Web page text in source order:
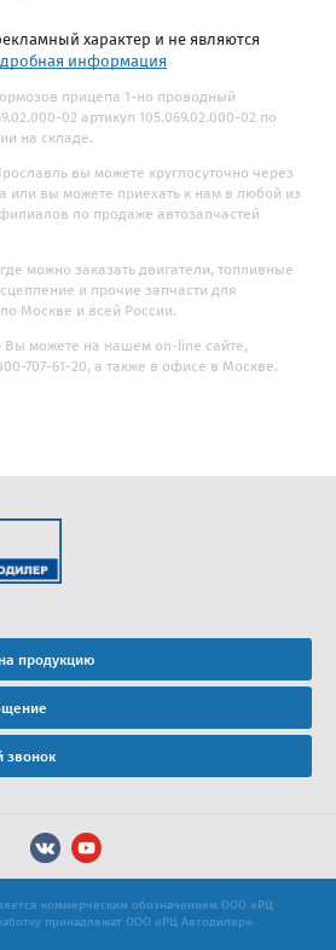
характер и не являются
информация
прицепа 1-но проводный
02 артикул 105.069.02.000-02 по
на складе.
вы можете круглосуточно через
или вы можете приехать к нам в любой из
по продаже автозапчастей
можно заказать двигатели, топливные
и прочие запчасти для
по Москве и всей России.
Вы можете на нашем on-line сайте,
707-61-20, а также в офисе в Москве.
продукцию
звонок
коммерческим обозначением ООО «РЦ
принадлежат ООО «РЦ Автодилер».